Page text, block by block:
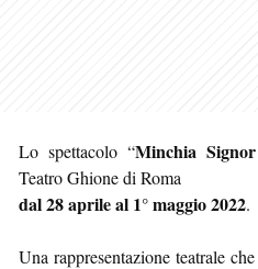
Lo spettacolo “Minchia
Teatro Ghione di Roma
dal 28 aprile al 1° maggio 2022.
Una rappresentazione teatrale